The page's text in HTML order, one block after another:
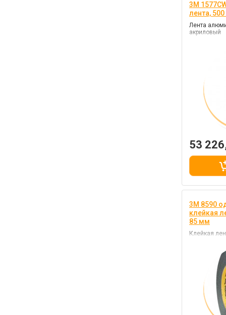
3M
лента,
Лента
акриловый
53
3M 8590
клейкая
85 мм
Клейкая